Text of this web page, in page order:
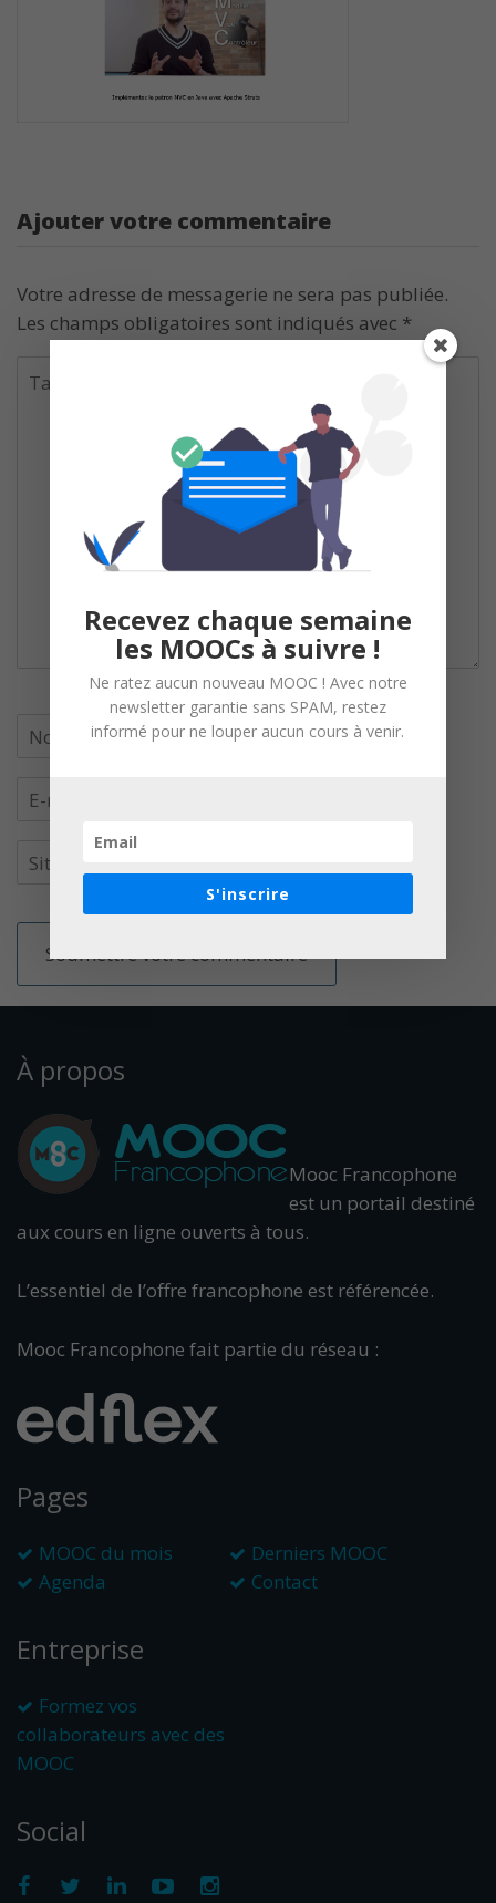
Ajouter votre commentaire
Votre adresse de messagerie ne sera pas publiée.
Les champs obligatoires sont indiqués avec *
À propos
Mooc Francophone
est un portail destiné
aux cours en ligne ouverts à tous.
L’essentiel de l’offre francophone est référencée.
Mooc Francophone fait partie du réseau :
Pages
MOOC du mois
Derniers MOOC
Agenda
Contact
Entreprise
Formez vos
collaborateurs avec des
MOOC
Social
Recevez chaque semaine
les MOOCs à suivre !
Ne ratez aucun nouveau MOOC ! Avec notre
newsletter garantie sans SPAM, restez
informé pour ne louper aucun cours à venir.
S'inscrire